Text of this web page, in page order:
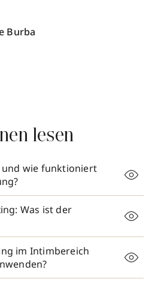
Burba
lesen
und wie funktioniert
Was ist der
im Intimbereich